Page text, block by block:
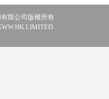
限公司版權所有
LIMITED.